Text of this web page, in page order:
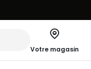
Votre magasin